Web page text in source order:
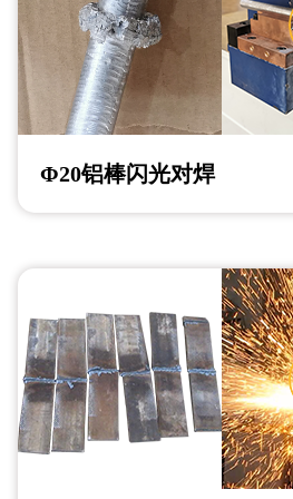
Φ20铝棒闪光对焊